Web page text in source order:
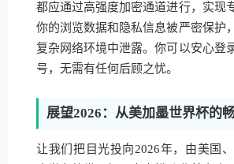
都应通过高强度加密通道进行，实现
你的浏览数据和隐私信息被严密保护
复杂网络环境中泄露。你可以安心登
号，无需有任何后顾之忧。
展望2026：从美加墨世界杯的
让我们把目光投向2026年，由美国